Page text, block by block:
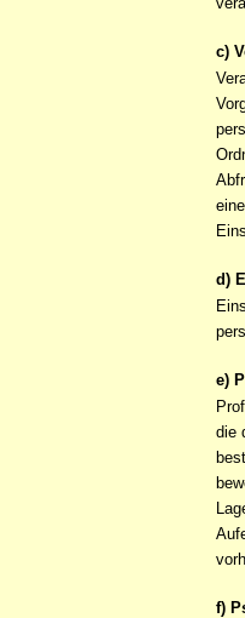
c)
d)
e)
die
f)